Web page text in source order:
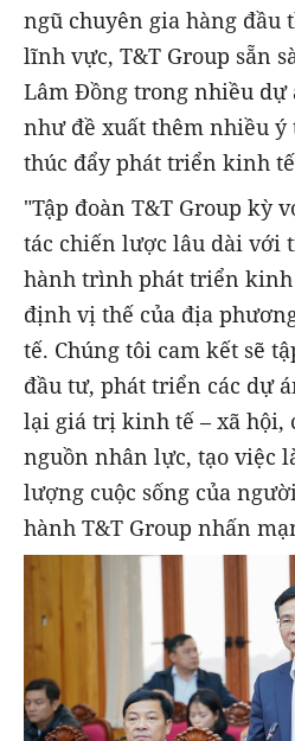
ngũ chuyên gia hàng đầu
lĩnh vực, T&T Group sẵn
Lâm Đồng trong nhiều dự
như đề xuất thêm nhiều
thúc đẩy phát triển kinh
"Tập đoàn T&T Group kỳ
tác chiến lược lâu dài với
hành trình phát triển kinh
định vị thế của địa
tế. Chúng tôi cam kết sẽ
đầu tư, phát triển các dự
lại giá trị kinh tế – xã hội,
nguồn nhân lực, tạo việc
lượng cuộc sống của
hành T&T Group nhấn